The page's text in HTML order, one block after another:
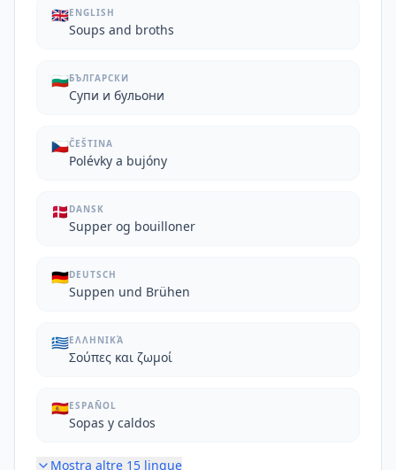
🇬🇧ENGLISH
Soups and broths
🇧🇬БЪЛГАРСКИ
Супи и бульони
🇨🇿ČEŠTINA
Polévky a bujóny
🇩🇰 DANSK
Supper og bouilloner
🇩🇪DEUTSCH
Suppen und Brühen
🇬🇷ΕΛΛΗΝΙΚΆ
Σούπες και ζωμοί
🇪🇸ESPAÑOL
Sopas y caldos
Mostra altre 15 lingue